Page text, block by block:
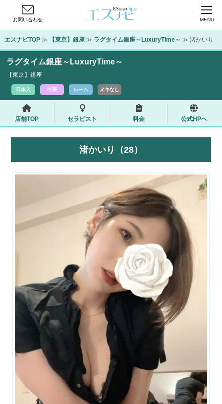
お問い合わせ MENU
エスナビTOP ≫ 【東京】銀座 ≫ ラグタイム銀座～LuxuryTime～ ≫ 渚かいり
ラグタイム銀座～LuxuryTime～
【東京】銀座
日本人 出張 ルーム ヌキなし
店舗TOP セラピスト 料金 公式HPへ
渚かいり（28）